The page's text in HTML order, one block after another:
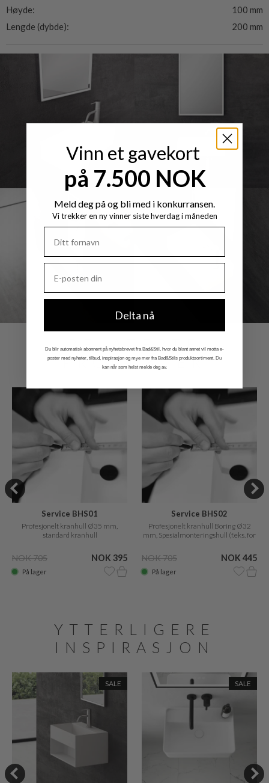
Høyde:
100 mm
Lengde (dybde):
200 mm
RELATERTE
PRODUKTER
Service BHS01
Profesjonelt kranhull Ø35 mm,
standard kranhull
NOK 705 NOK 395
På lager
Service BHS02
Profesjonelt kranhull Boring Ø32
mm, Spesialmonteringshull (f.eks. for
NOK 705 NOK 445
På lager
YTTERLIGERE
INSPIRASJON
SALE SALE
Vinn et gavekort
på 7.500 NOK
Meld deg på og bli med i konkurransen.
Vi trekker en ny vinner siste hverdag i måneden
Delta nå
Du blir automatisk abonnent på nyhetsbrevet fra Bad&Stil, hvor du blant annet vil motta e-
poster med nyheter, tilbud, inspirasjon og mye mer fra Bad&Stils produktsortiment. Du
kan når som helst melde deg av.